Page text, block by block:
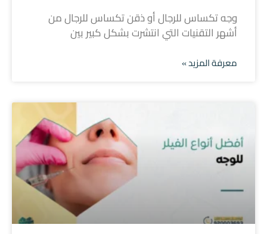
وجه تكساس للرجال أو ذقن تكساس للرجال من
أشهر التقنيات التي انتشرت بشكل كبير بين
معرفة المزيد »